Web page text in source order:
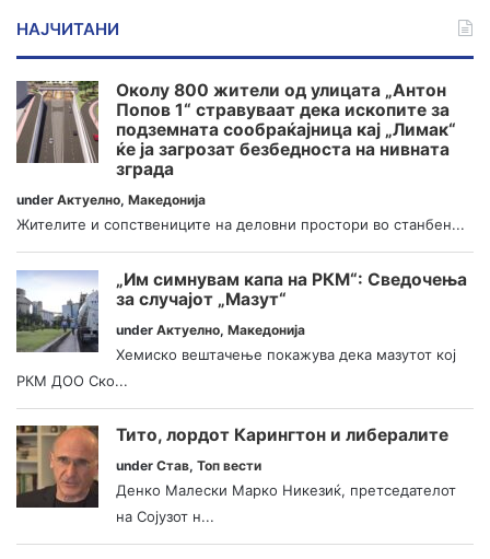
НАЈЧИТАНИ
Околу 800 жители од улицата „Антон
Попов 1“ стравуваат дека ископите за
подземната сообраќајница кај „Лимак“
ќе ја загрозат безбедноста на нивната
зграда
under Актуелно, Македонија
Жителите и сопствениците на деловни простори во станбен...
„Им симнувам капа на РКМ“: Сведочења
за случајот „Мазут“
under Актуелно, Македонија
Хемиско вештачење покажува дека мазутот кој
РКМ ДОО Ско...
Тито, лордот Карингтон и либералите
under Став, Топ вести
Денко Малески Марко Никезиќ, претседателот
на Сојузот н...